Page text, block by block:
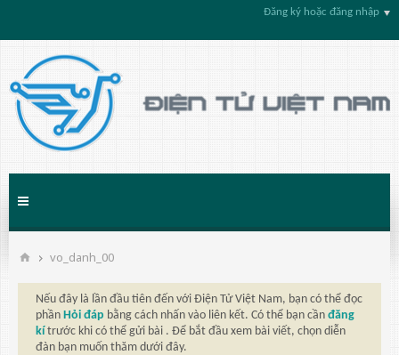
Đăng ký hoặc đăng nhập
vo_danh_00
Nếu đây là lần đầu tiên đến với Điện Tử Việt Nam, bạn có thể đọc
phần Hỏi đáp bằng cách nhấn vào liên kết. Có thể bạn cần đăng
kí trước khi có thể gửi bài . Để bắt đầu xem bài viết, chọn diễn
đàn bạn muốn thăm dưới đây.